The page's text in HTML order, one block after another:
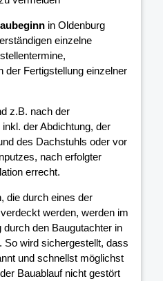
in Oldenburg
einzelne
der Fertigstellung einzelner
z.B. nach der
der Abdichtung, der
des Dachstuhls oder vor
nach erfolgter
errecht.
die durch eines der
verdeckt werden, werden im
durch den Baugutachter in
So wird sichergestellt, dass
und schnellst möglichst
Bauablauf nicht gestört